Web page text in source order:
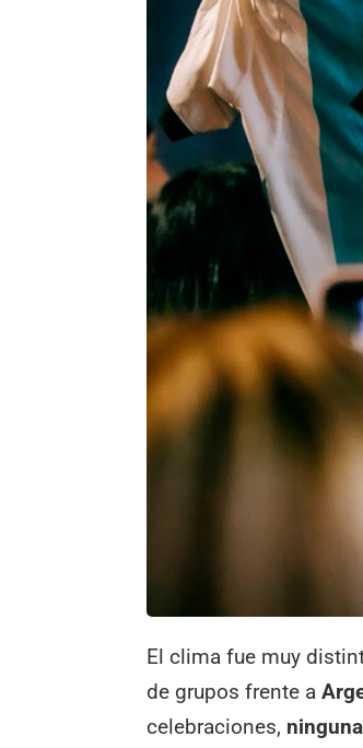
El clima fue muy
de grupos frente a
celebraciones,